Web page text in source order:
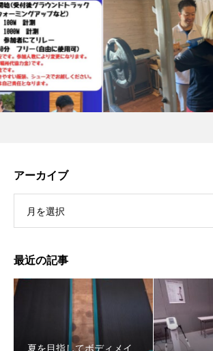
アーカイブ
月を選択
最近の記事
夏を目指してボディメイ